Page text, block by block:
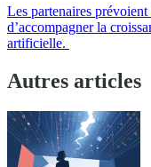
Les partenaires
d’accompagner la
artificielle.
Autres articles